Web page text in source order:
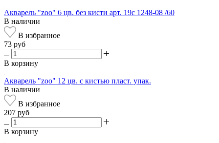
Акварель "zoo" 6 цв. без кисти арт. 19с 1248-08 /60
В наличии
В избранное
73 руб
В корзину
Акварель "zоо" 12 цв. с кистью пласт. упак.
В наличии
В избранное
207 руб
В корзину